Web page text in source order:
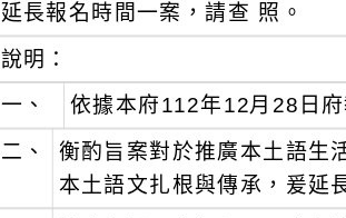
延長報名時間一案，請查 照。
說明：
一、 依據本府112年12月28日
二、
衡酌旨案對於推廣本土語生
本土語文扎根與傳承，爰延